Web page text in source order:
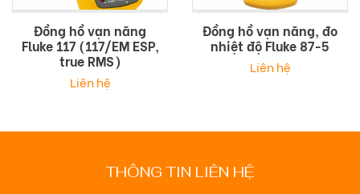
Đồng hồ vạn năng
Fluke 117 (117/EM ESP,
true RMS)
Liên hệ
Đồng hồ vạn năng, đo
nhiệt độ Fluke 87-5
Liên hệ
THÔNG TIN LIÊN HỆ